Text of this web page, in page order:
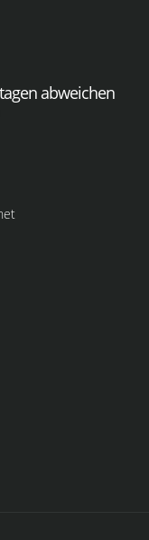
abweichen